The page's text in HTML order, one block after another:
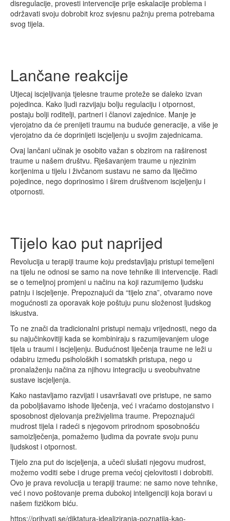
disregulacije, provesti intervencije prije eskalacije problema i
održavati svoju dobrobit kroz svjesnu pažnju prema potrebama
svog tijela.
Lančane reakcije
Utjecaj iscjeljivanja tjelesne traume proteže se daleko izvan
pojedinca. Kako ljudi razvijaju bolju regulaciju i otpornost,
postaju bolji roditelji, partneri i članovi zajednice. Manje je
vjerojatno da će prenijeti traumu na buduće generacije, a više je
vjerojatno da će doprinijeti iscjeljenju u svojim zajednicama.
Ovaj lančani učinak je osobito važan s obzirom na raširenost
traume u našem društvu. Rješavanjem traume u njezinim
korijenima u tijelu i živčanom sustavu ne samo da liječimo
pojedince, nego doprinosimo i širem društvenom iscjeljenju i
otpornosti.
Tijelo kao put naprijed
Revolucija u terapiji traume koju predstavljaju pristupi temeljeni
na tijelu ne odnosi se samo na nove tehnike ili intervencije. Radi
se o temeljnoj promjeni u načinu na koji razumijemo ljudsku
patnju i iscjeljenje. Prepoznajući da “tijelo zna”, otvaramo nove
mogućnosti za oporavak koje poštuju punu složenost ljudskog
iskustva.
To ne znači da tradicionalni pristupi nemaju vrijednosti, nego da
su najučinkovitiji kada se kombiniraju s razumijevanjem uloge
tijela u traumi i iscjeljenju. Budućnost liječenja traume ne leži u
odabiru između psiholoških i somatskih pristupa, nego u
pronalaženju načina za njihovu integraciju u sveobuhvatne
sustave iscjeljenja.
Kako nastavljamo razvijati i usavršavati ove pristupe, ne samo
da poboljšavamo ishode liječenja, već i vraćamo dostojanstvo i
sposobnost djelovanja preživjelima traume. Prepoznajući
mudrost tijela i radeći s njegovom prirodnom sposobnošću
samoizlječenja, pomažemo ljudima da povrate svoju punu
ljudskost i otpornost.
Tijelo zna put do iscjeljenja, a učeći slušati njegovu mudrost,
možemo voditi sebe i druge prema većoj cjelovitosti i dobrobiti.
Ovo je prava revolucija u terapiji traume: ne samo nove tehnike,
već i novo poštovanje prema dubokoj inteligenciji koja boravi u
našem fizičkom biću.
https://prihvati.se/diktatura-idealiziranja-poznatija-kao-